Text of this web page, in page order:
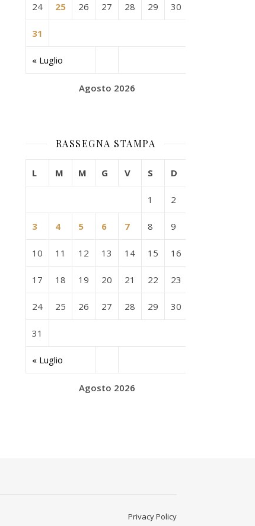
Agosto 2026
« Luglio
24 25 26 27 28 29 30
31
RASSEGNA STAMPA
Agosto 2026
L M M G V S D
« Luglio
1 2
3 4 5 6 7 8 9
10 11 12 13 14 15 16
17 18 19 20 21 22 23
24 25 26 27 28 29 30
31
Privacy Policy